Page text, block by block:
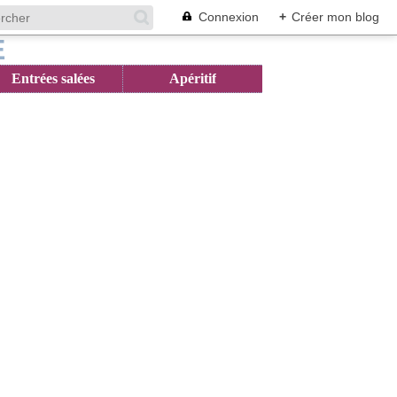
Connexion + Créer mon blog
Entrées salées Apéritif